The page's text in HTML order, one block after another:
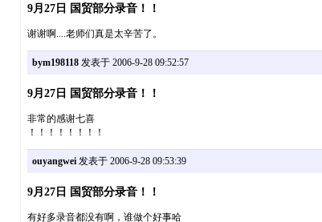
9月27日 国贸部分录音！！
谢谢啊....老师们真是太辛苦了。
bym198118发表于 2006-9-28 09:52:57
9月27日 国贸部分录音！！
非常的感谢七喜
！！！！！！！！
ouyangwei发表于 2006-9-28 09:53:39
9月27日 国贸部分录音！！
有好多录音都没有啊，谁做个好事哈